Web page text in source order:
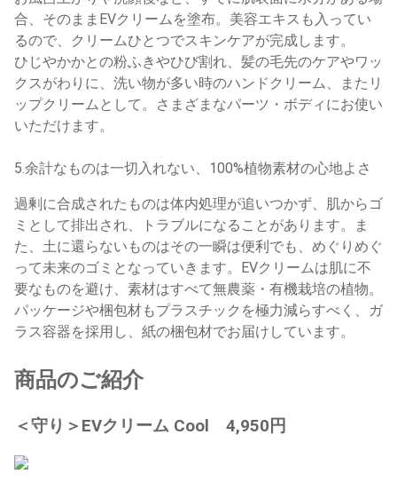
合、そのままEVクリームを塗布。美容エキスも入ってい
るので、クリームひとつでスキンケアが完成します。
ひじやかかとの粉ふきやひび割れ、髪の毛先のケアやワッ
クスがわりに、洗い物が多い時のハンドクリーム、またリ
ップクリームとして。さまざまなパーツ・ボディにお使い
いただけます。
5.余計なものは一切入れない、100%植物素材の心地よさ
過剰に合成されたものは体内処理が追いつかず、肌からゴ
ミとして排出され、トラブルになることがあります。ま
た、土に還らないものはその一瞬は便利でも、めぐりめぐ
って未来のゴミとなっていきます。EVクリームは肌に不
要なものを避け、素材はすべて無農薬・有機栽培の植物。
パッケージや梱包材もプラスチックを極力減らすべく、ガ
ラス容器を採用し、紙の梱包材でお届けしています。
商品のご紹介
＜守り＞EVクリーム Cool 4,950円